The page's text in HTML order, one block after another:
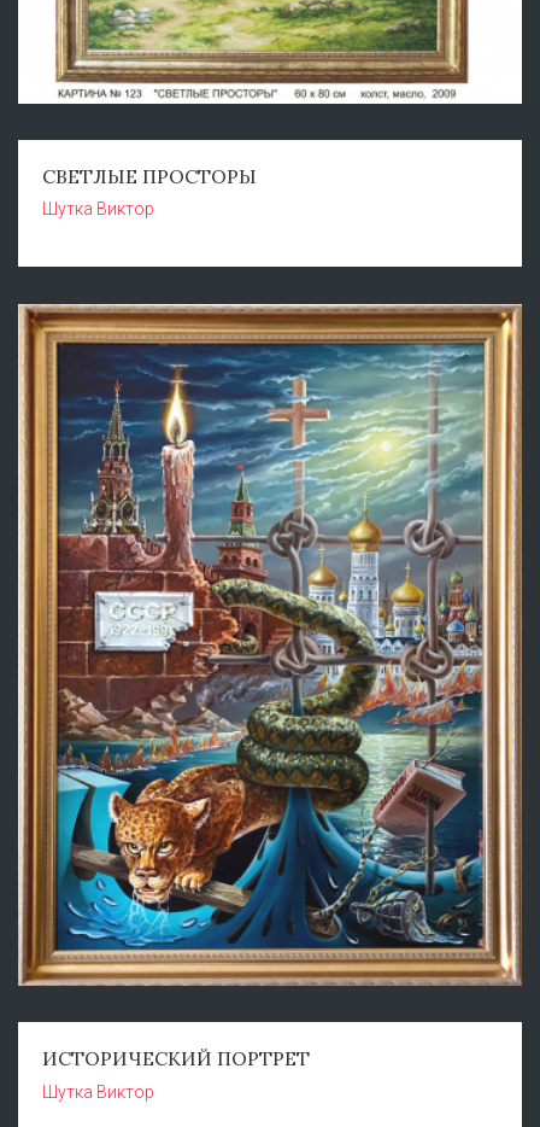
СВЕТЛЫЕ ПРОСТОРЫ
Шутка Виктор
ИСТОРИЧЕСКИЙ ПОРТРЕТ
Шутка Виктор